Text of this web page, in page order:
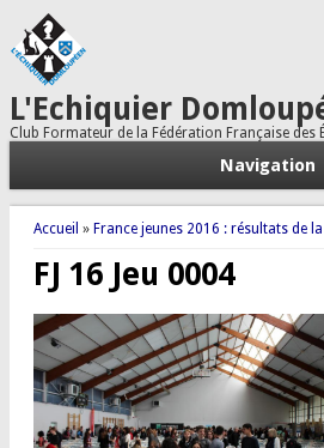
L'Echiquier
Club Formateur de la Fédération Française des
Navigation
Vous êtes ici
Accueil » France jeunes 2016 : résultats de
FJ 16 Jeu 0004